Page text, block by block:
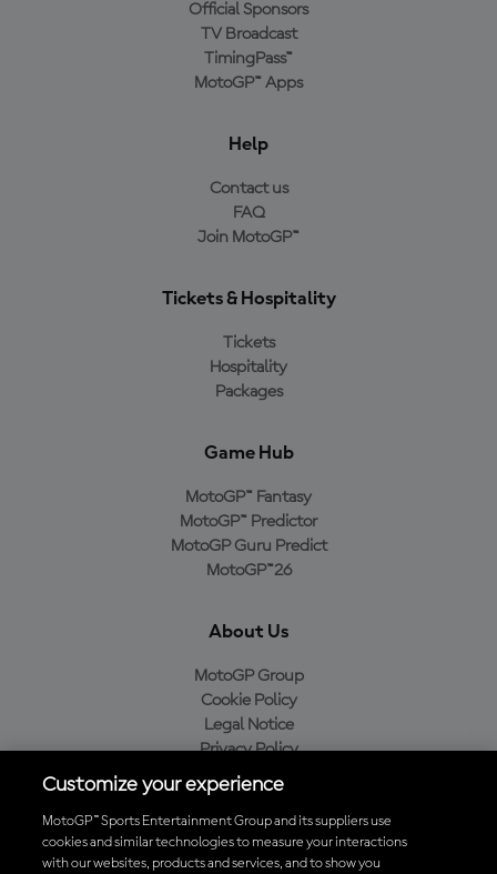
Official Sponsors
TV Broadcast
TimingPass™
MotoGP™ Apps
Help
Contact us
FAQ
Join MotoGP™
Tickets & Hospitality
Tickets
Hospitality
Packages
Game Hub
MotoGP™ Fantasy
MotoGP™ Predictor
MotoGP Guru Predict
MotoGP™26
About Us
MotoGP Group
Cookie Policy
Legal Notice
Privacy Policy
Purchase Policy
Baixe o aplicativo oficial da MotoGP™
Customize your experience
MotoGP™ Sports Entertainment Group and its suppliers use
cookies and similar technologies to measure your interactions
with our websites, products and services, and to show you